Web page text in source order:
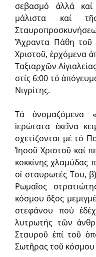
σεβασμό ἀλλά
μάλιστα καί
Ἄχραντα Πάθη τοῦ
Χριστοῦ, ἐρχόμενα
Ταξιαρ­χῶν
στίς 6:00 τό
Νιγρίτης.
Τά ὀνομαζόμενα
ἱερώτατα ἐκεῖνα
σχετίζονται μέ τό
Ἰησοῦ Χριστοῦ καί
κοκκίνης χλαμύδας
οἱ σταυρωτές Του,
Ρωμαῖος
κόσμου ὄξος
στεφάνου πού
λυτρωτής τῶν
Σταυροῦ ἐπί τοῦ
Σωτῆρας τοῦ κόσμου